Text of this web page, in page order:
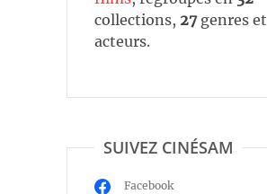
collections, 27genres et
acteurs.
SUIVEZ CINÉSAM
Facebook